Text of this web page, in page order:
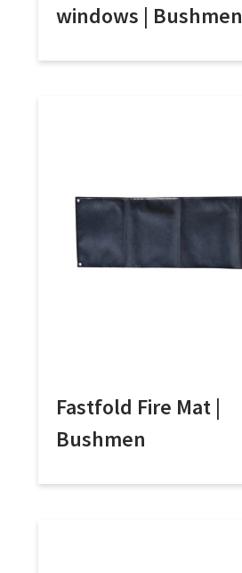
windows | Bushmen
Fastfold Fire Mat |
Bushmen